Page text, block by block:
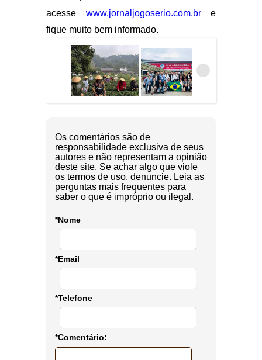
acesse www.jornaljogoserio.com.bre
fique muito bem informado.
Os comentários são de
responsabilidade exclusiva de seus
autores e não representam a opinião
deste site. Se achar algo que viole
os termos de uso, denuncie. Leia as
perguntas mais frequentes para
saber o que é impróprio ou ilegal.
*Nome
*Email
*Telefone
*Comentário: